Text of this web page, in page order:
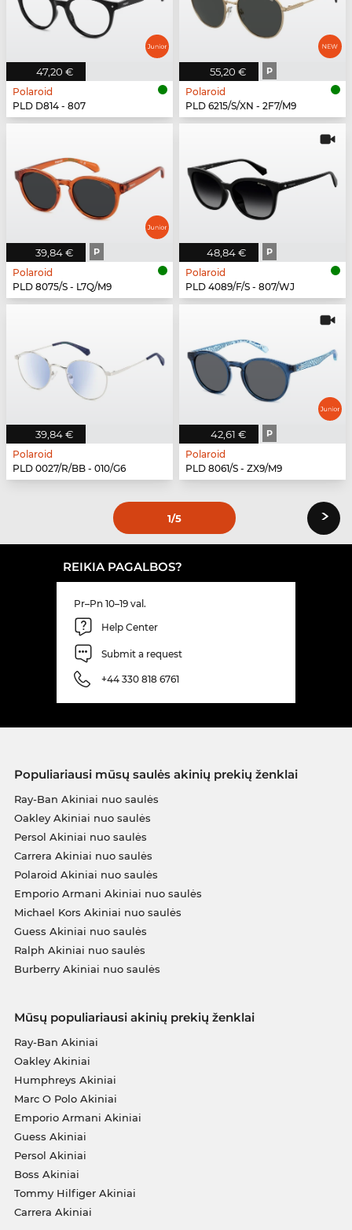
47,20 €
Polaroid
PLD D814 - 807
55,20 € P
Polaroid
PLD 6215/S/XN - 2F7/M9
39,84 € P
Polaroid
PLD 8075/S - L7Q/M9
48,84 € P
Polaroid
PLD 4089/F/S - 807/WJ
39,84 €
Polaroid
PLD 0027/R/BB - 010/G6
42,61 € P
Polaroid
PLD 8061/S - ZX9/M9
1/5 ›
REIKIA PAGALBOS?
Pr–Pn 10–19 val.
Help Center
Submit a request
+44 330 818 6761
Populiariausi mūsų saulės akinių prekių ženklai
Ray-Ban Akiniai nuo saulės
Oakley Akiniai nuo saulės
Persol Akiniai nuo saulės
Carrera Akiniai nuo saulės
Polaroid Akiniai nuo saulės
Emporio Armani Akiniai nuo saulės
Michael Kors Akiniai nuo saulės
Guess Akiniai nuo saulės
Ralph Akiniai nuo saulės
Burberry Akiniai nuo saulės
Mūsų populiariausi akinių prekių ženklai
Ray-Ban Akiniai
Oakley Akiniai
Humphreys Akiniai
Marc O Polo Akiniai
Emporio Armani Akiniai
Guess Akiniai
Persol Akiniai
Boss Akiniai
Tommy Hilfiger Akiniai
Carrera Akiniai